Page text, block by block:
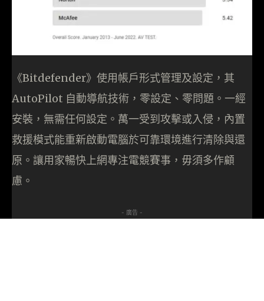
《Bitdefender》使用帳戶形式管理及設定，其
AutoPilot 自動導航技術，零設定、零問題。一經
安裝，無需任何設定。萬一受到攻擊或入侵，內置
救援模式能重新啟動電腦於可靠環境進行清除與還
原。讓用家暢快上網專注電競賽事，毋須多作顧
慮。
- 廣告 -